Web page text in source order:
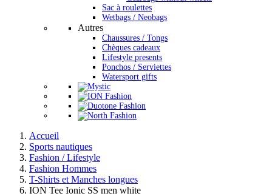
Sac à roulettes
Wetbags / Neobags
Autres
Chaussures / Tongs
Chèques cadeaux
Lifestyle presents
Ponchos / Serviettes
Watersport gifts
Accueil
Sports nautiques
Fashion / Lifestyle
Fashion Hommes
T-Shirts et Manches longues
ION Tee Ionic SS men white